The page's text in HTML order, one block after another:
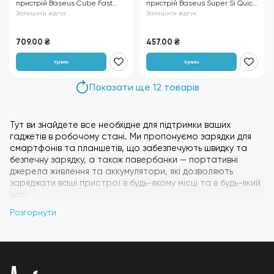
пристрій Baseus Cube Fast
Charger C+U 30W чорний
Залишити відгук
709.00 ₴
Купити
пристрій Baseus Super Si Quick
Charger 1C 20W EU Чорний
Залишити відгук
457.00 ₴
Купити
Показати ще 12 товарів
Тут ви знайдете все необхідне для підтримки ваших
гаджетів в робочому стані. Ми пропонуємо зарядки для
смартфонів та планшетів, що забезпечують швидку та
безпечну зарядку, а також павербанки — портативні
джерела живлення та аккумулятори, які дозволяють
заряджати ваші пристрої в будь-якому місці та в будь-який
час.
швидкої зарядки, що дозволяє за короткий час відновити
дозволяють подовжити час роботи ваших гаджетів, будь-
використання. Всі пристрої відрізняються високою якістю
Розгорнути